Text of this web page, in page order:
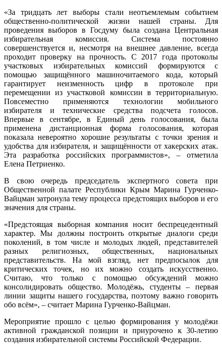
«За тридцать лет выборы стали неотъемлемым событием
общественно-политической жизни нашей страны. Для
проведения выборов в Госдуму была создана Центральная
избирательная комиссия. Система постоянно
совершенствуется и, несмотря на внешнее давление, всегда
проходит проверку на прочность. С 2017 года протоколы
участковых избирательных комиссий формируются с
помощью защищённого машиночитаемого кода, который
гарантирует неизменность цифр в протоколе при
перемещении из участковой комиссии в территориальную.
Повсеместно применяются технологии мобильного
избирателя и технические средства подсчета голосов.
Впервые в сентябре, в Единый день голосования, была
применена дистанционная форма голосования, которая
показала невероятно хорошие результаты с точки зрения и
удобства для избирателя, и защищённости от хакерских атак.
Эта разработка российских программистов», – отметила
Елена Петриенко.
В свою очередь председатель экспертного совета при
Общественной палате Республики Крым Марина Гурченко-
Вайцман затронула тему процесса предстоящих выборов и его
значения для страны.
«Предстоящая выборная компания носит беспрецедентный
характер. Мы должны построить открытые диалоги среди
поколений, в том числе и молодых людей, представителей
разных религиозных, общественных, национальных
представительств. На мой взгляд, нет предпосылок для
критических точек, но их можно создать искусственно.
Считаю, что только с помощью обсуждений можно
консолидировать общество. Молодёжь, студенты – первая
линии защиты нашего государства, поэтому важно говорить
обо всём», – считает Марина Гурченко-Вайцман.
Мероприятие прошло с целью формирования у молодёжи
активной гражданской позиции и приурочено к 30-летию
создания избирательной системы Российской Федерации.